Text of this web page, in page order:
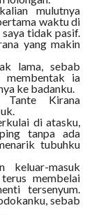
mulutnya
waktu di
tidak pasif.
yang makin
lama, sebab
membentak ia
ke badanku.
Tante Kirana
di atasku,
tanpa ada
tubuhku
keluar-masuk
membelai
tersenyum.
sebab